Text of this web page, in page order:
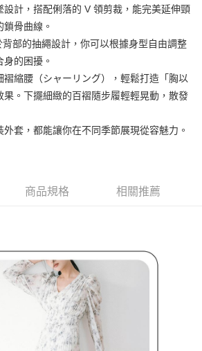
」】
商品之後才付款」的支付方式。 讓您購物簡單
不需綁卡、不需儲值。
簡訊認證，即可結帳。
務後，再付款。
流程】
確認金額後，即可完成結帳。
下不需立刻繳費，但若您需要取消訂單，請聯絡
同意取消之訂單仍視為有效，需透過AFTEE先享
限公司提供之「AFTEE先享後付」服務完成之交
內提供個人資料，並將交易相關給付款項請求債
，請瀏覽以下網址：
徵得法定代理人或監護人之同意方可使用
含以上)免運費
含以上)免運費
含以上)免運費
含以上)免運費
設計，搭配俐落的 V 領剪裁，能完美延伸頸
骨曲線。
部的抽繩設計，你可以根據身型自由調整
的困擾。
褶縮腰（シャーリング），輕鬆打造「胸以
果。下擺細緻的百褶隨步履輕輕晃動，散發
套，都能讓你在不同季節展現從容魅力。
商品規格 相關推薦